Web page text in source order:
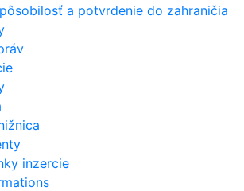
a potvrdenie do zahraničia
inzercie